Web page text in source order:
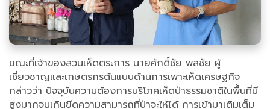
ขณะที่เจ้าของสวนเห็ดตระการ นายศักดิ์ชัย พลชัย ผู้
เชี่ยวชาญและเกษตรกรต้นแบบด้านการเพาะเห็ดเศรษฐกิจ
กล่าวว่า ปัจจุบันความต้องการบริโภคเห็ดป่าธรรมชาติในพื้นที่มี
สูงมากจนเกินขีดความสามารถที่ป่าจะให้ได้ การเข้ามาเติมเต็ม